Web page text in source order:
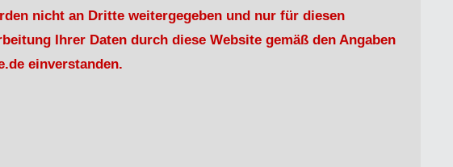
nicht an Dritte weitergegeben und nur für diesen
Ihrer Daten durch diese Website gemäß den Angaben
einverstanden.